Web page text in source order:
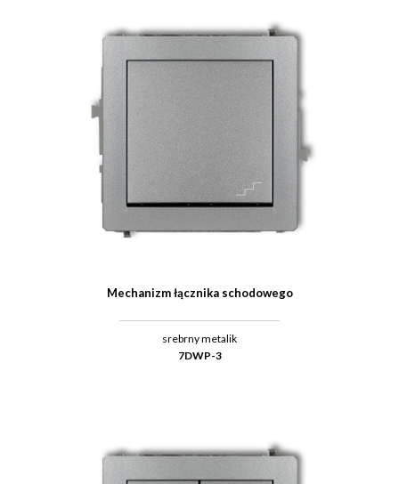
Mechanizm łącznika schodowego
srebrny metalik
7DWP-3